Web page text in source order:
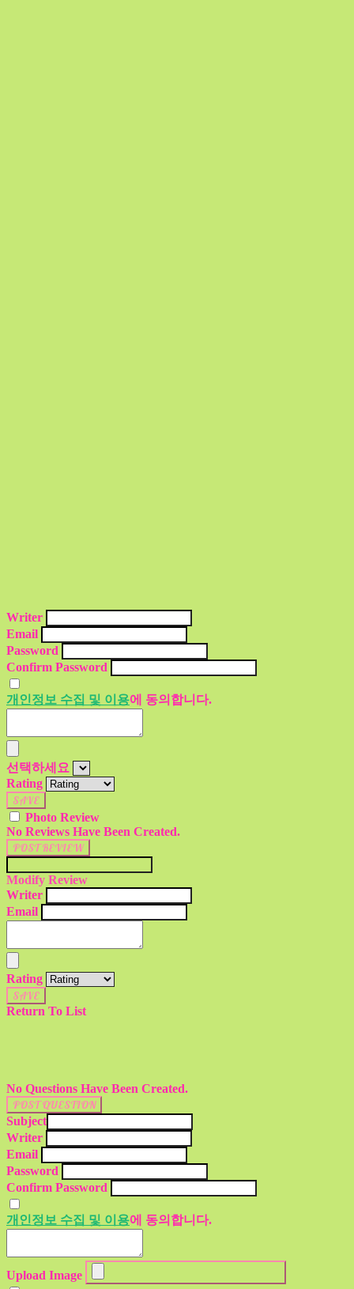
Writer
Email
Password
Confirm Password
개인정보 수집 및 이용에 동의합니다.
선택하세요
Rating
SAVE
Photo Review
No Reviews Have Been Created.
POST REVIEW
Modify Review
Writer
Email
Rating
SAVE
Return To List
No Questions Have Been Created.
POST QUESTION
Subject
Writer
Email
Password
Confirm Password
개인정보 수집 및 이용에 동의합니다.
Upload Image